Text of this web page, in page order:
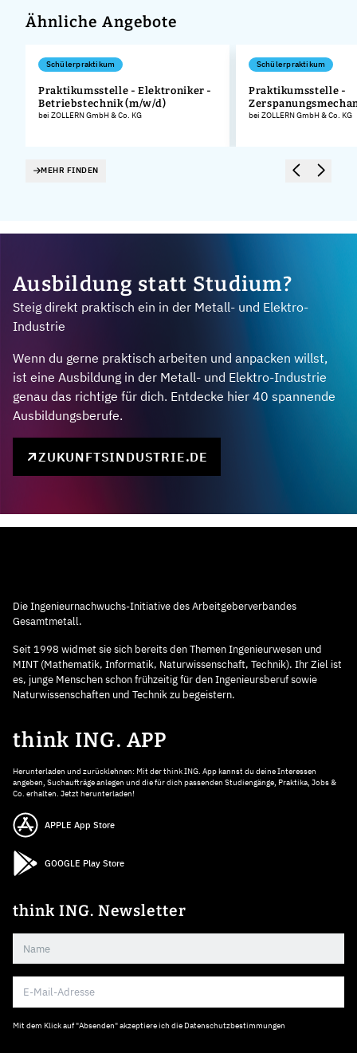
Ähnliche Angebote
Schülerpraktikum
Praktikumsstelle - Elektroniker -
Betriebstechnik (m/w/d)
bei ZOLLERN GmbH & Co. KG
Schülerpraktikum
Praktikumsstelle -
bei ZOLLERN GmbH & Co. KG
MEHR FINDEN
Ausbildung statt Studium?
Steig direkt praktisch ein in der Metall- und Elektro-
Industrie
Wenn du gerne praktisch arbeiten und anpacken willst,
ist eine Ausbildung in der Metall- und Elektro-Industrie
genau das richtige für dich. Entdecke hier 40 spannende
Ausbildungsberufe.
ZUKUNFTSINDUSTRIE.DE
Die Ingenieurnachwuchs-Initiative des Arbeitgeberverbandes
Gesamtmetall.
Seit 1998 widmet sie sich bereits den Themen Ingenieurwesen und
MINT (Mathematik, Informatik, Naturwissenschaft, Technik). Ihr Ziel ist
es, junge Menschen schon frühzeitig für den Ingenieursberuf sowie
Naturwissenschaften und Technik zu begeistern.
think ING. APP
Herunterladen und zurücklehnen: Mit der think ING. App kannst du deine Interessen
angeben, Suchaufträge anlegen und die für dich passenden Studiengänge, Praktika, Jobs &
Co. erhalten. Jetzt herunterladen!
APPLE App Store
GOOGLE Play Store
think ING. Newsletter
Mit dem Klick auf "Absenden" akzeptiere ich die Datenschutzbestimmungen